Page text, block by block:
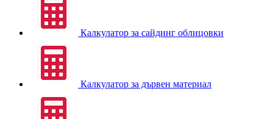
Калкулатор за сайдинг облицовки
Калкулатор за дървен материал